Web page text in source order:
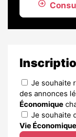
Je souhaite
des annonces
Économique
Je souhaite
Vie Économique